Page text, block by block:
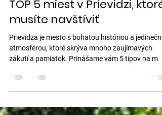
Visit Prievidza
Apr 3, 2025
2 minút čítania
TOP 5 miest v Prievidzi, ktoré
musíte navštíviť
Prievidza je mesto s bohatou históriou a
atmosférou, ktoré skrýva mnoho zaujímavých